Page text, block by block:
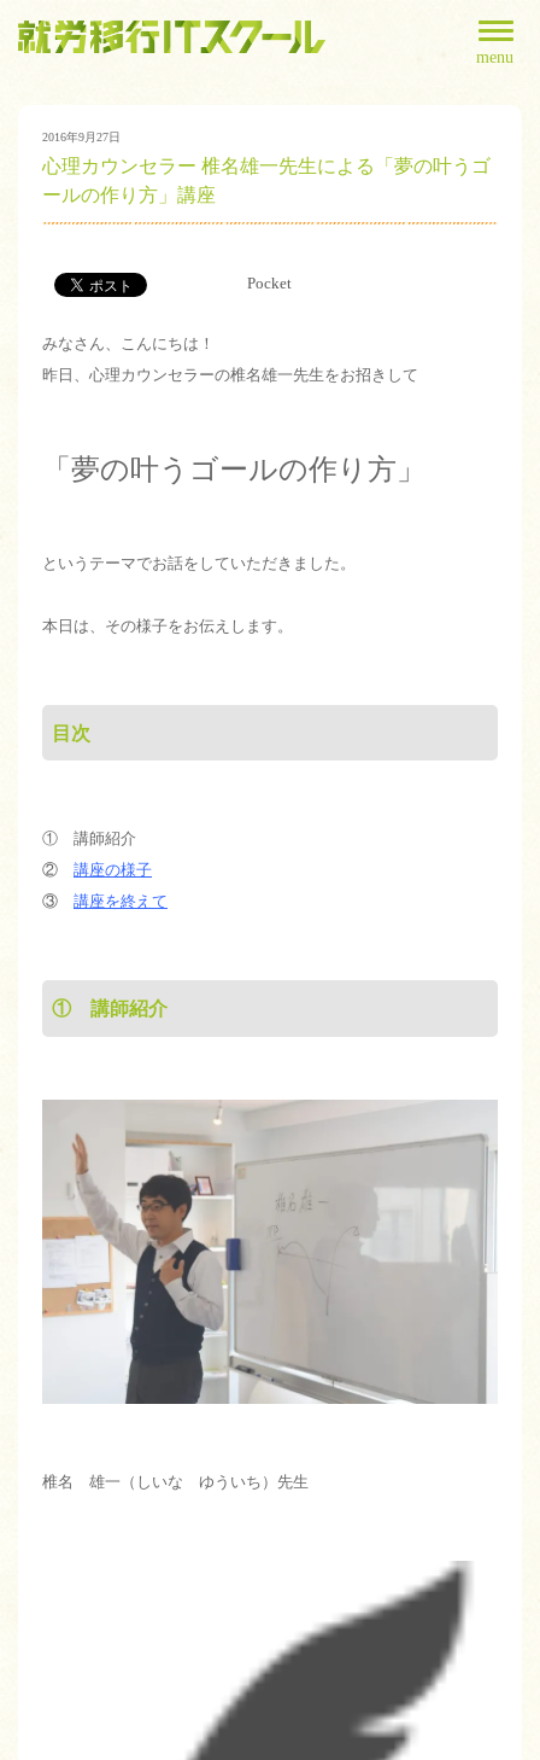
menu
2016年9月27日
心理カウンセラー 椎名雄一先生による「夢の叶うゴ
ールの作り方」講座
Pocket
みなさん、こんにちは！
昨日、心理カウンセラーの椎名雄一先生をお招きして
「夢の叶うゴールの作り方」
というテーマでお話をしていただきました。
本日は、その様子をお伝えします。
目次
① 講師紹介
② 講座の様子
③ 講座を終えて
① 講師紹介
椎名 雄一（しいな ゆういち）先生